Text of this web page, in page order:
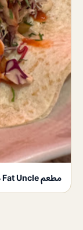
مطعم Fat Uncle دبي (الاسعار + المنيو + الموقع)